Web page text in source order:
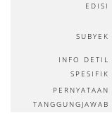
EDISI
SUBYEK
INFO DETIL
SPESIFIK
PERNYATAAN
TANGGUNGJAWAB